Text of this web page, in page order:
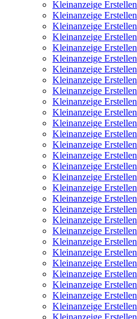
Kleinanzeige Erstellen
Kleinanzeige Erstellen
Kleinanzeige Erstellen
Kleinanzeige Erstellen
Kleinanzeige Erstellen
Kleinanzeige Erstellen
Kleinanzeige Erstellen
Kleinanzeige Erstellen
Kleinanzeige Erstellen
Kleinanzeige Erstellen
Kleinanzeige Erstellen
Kleinanzeige Erstellen
Kleinanzeige Erstellen
Kleinanzeige Erstellen
Kleinanzeige Erstellen
Kleinanzeige Erstellen
Kleinanzeige Erstellen
Kleinanzeige Erstellen
Kleinanzeige Erstellen
Kleinanzeige Erstellen
Kleinanzeige Erstellen
Kleinanzeige Erstellen
Kleinanzeige Erstellen
Kleinanzeige Erstellen
Kleinanzeige Erstellen
Kleinanzeige Erstellen
Kleinanzeige Erstellen
Kleinanzeige Erstellen
Kleinanzeige Erstellen
Kleinanzeige Erstellen